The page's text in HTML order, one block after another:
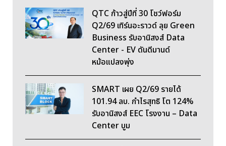
QTC ก้าวสู่ปีที่ 30 โชว์ฟอร์ม
Q2/69 เทิร์นอะราวด์ ลุย Green
Business รับอานิสงส์ Data
Center - EV ดันดีมานด์
หม้อแปลงพุ่ง
SMART เผย Q2/69 รายได้
101.94 ลบ. กำไรสุทธิ โต 124%
รับอานิสงส์ EEC โรงงาน – Data
Center บูม